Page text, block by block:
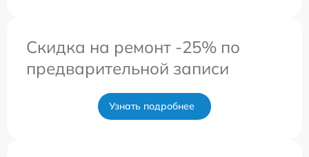
Скидка на ремонт -25% по
предварительной записи
Узнать подробнее